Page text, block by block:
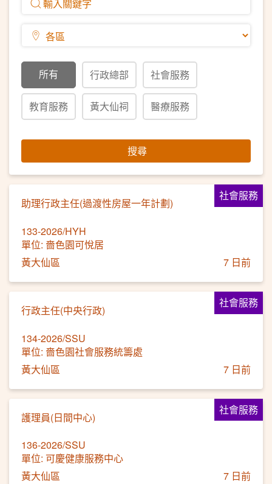
所有 行政總部 社會服務
教育服務 黃大仙祠 醫療服務
搜尋
社會服務
助理行政主任(過渡性房屋一年計劃)
133-2026/HYH
單位: 嗇色園可悅居
黃大仙區
7 日前
社會服務
行政主任(中央行政)
134-2026/SSU
單位: 嗇色園社會服務統籌處
黃大仙區
7 日前
社會服務
護理員(日間中心)
136-2026/SSU
單位: 可慶健康服務中心
黃大仙區
7 日前